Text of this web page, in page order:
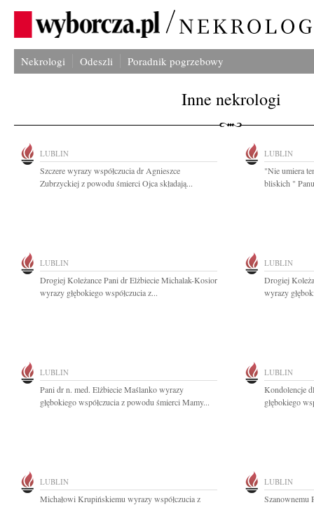
Nekrologi Odeszli Poradnik pogrzebowy
Inne nekrologi
LUBLIN
Szczere wyrazy współczucia dr Agnieszce
Zubrzyckiej z powodu śmierci Ojca składają...
LUBLIN
"Nie umiera
bliskich "
LUBLIN
Drogiej Koleżance Pani dr Elżbiecie Michalak-Kosior
wyrazy głębokiego współczucia z...
LUBLIN
Drogiej
wyrazy
LUBLIN
Pani dr n. med. Elżbiecie Maślanko wyrazy
głębokiego współczucia z powodu śmierci Mamy...
LUBLIN
Kondolencje
głębokiego
LUBLIN
Michałowi Krupińskiemu wyrazy współczucia z
LUBLIN
Szanownemu